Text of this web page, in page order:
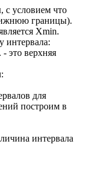
с условием что
границы).
Xmin.
интервала:
это верхняя
для
построим в
интервала